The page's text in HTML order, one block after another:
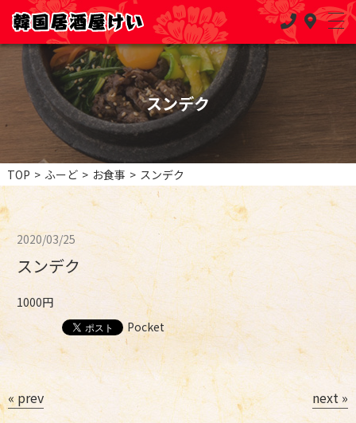
スンデク
TOP > ふーど > お食事 > スンデク
2020/03/25
スンデク
1000円
Pocket
« prev next »